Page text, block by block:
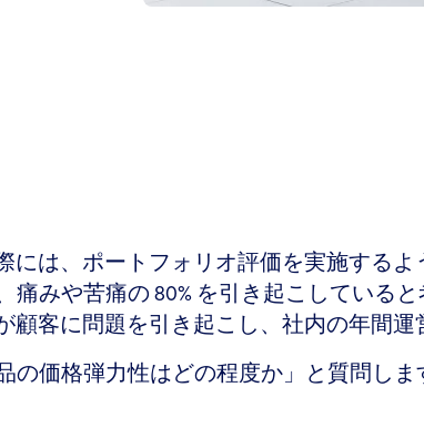
は、ポートフォリオ評価を実施する
痛みや苦痛の 80% を引き起こしている
顧客に問題を引き起こし、社内の年間
の価格弾力性はどの程度か」と質問し